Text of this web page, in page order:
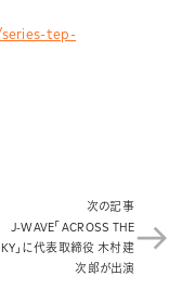
tep-
次の記事
J-WAVE「ACROSS THE
」に代表取締役 木村建
次郎が出演